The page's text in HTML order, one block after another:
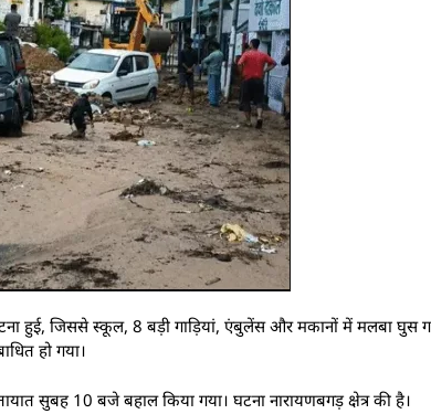
हुई, जिससे स्कूल, 8 बड़ी गाड़ियां, एंबुलेंस और मकानों में मलबा घुस
हो गया।
सुबह 10 बजे बहाल किया गया। घटना नारायणबगड़ क्षेत्र की है।